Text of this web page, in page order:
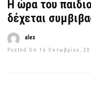
H ώρα του
δέχεται
alex
Posted On 16 Οκτωβρίου,